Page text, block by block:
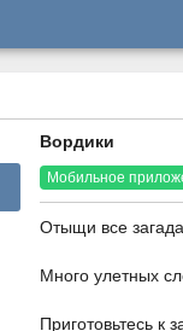
Вордики
Мобильное
Отыщи все
Много улетных
Приготовьтесь к